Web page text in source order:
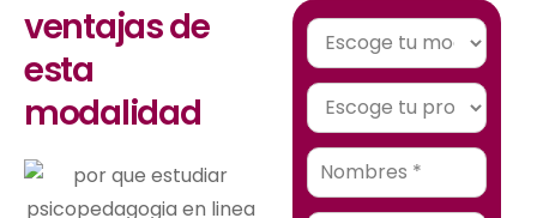
ventajas de
esta
modalidad